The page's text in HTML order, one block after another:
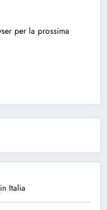
per la prossima
Italia